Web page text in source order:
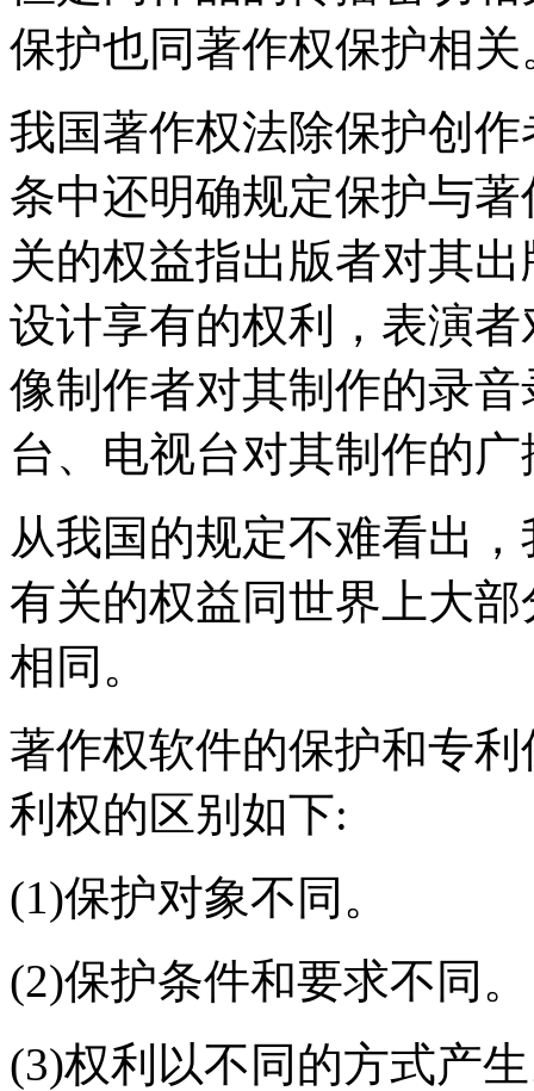
保护也同著作权保护相关
我国著作权法除保护创
条中还明确规定保护与
关的权益指出版者对其
设计享有的权利，表演
像制作者对其制作的录
台、电视台对其制作的
从我国的规定不难看出
有关的权益同世界上大
相同。
著作权软件的保护和专
利权的区别如下:
(1)保护对象不同。
(2)保护条件和要求不同。
(3)权利以不同的方式产